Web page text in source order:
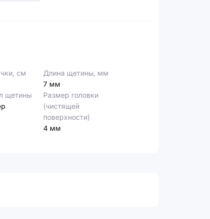
см
Длина щетины, мм
7 мм
щетины
Размер головки
(чистящей
поверхности)
4 мм